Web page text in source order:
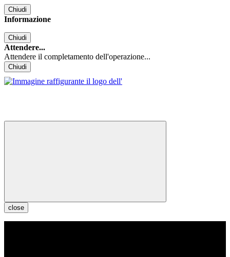
Chiudi
Informazione
Chiudi
Attendere...
Attendere il completamento dell'operazione...
Chiudi
close